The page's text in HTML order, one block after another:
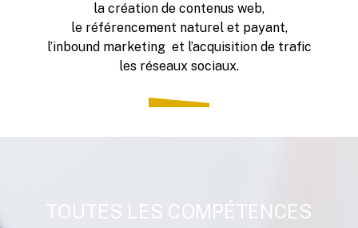
la création de contenus web,
le référencement naturel et payant,
l’inbound marketing et l’acquisition de trafic
les réseaux sociaux.
TOUTES LES COMPÉTENCES